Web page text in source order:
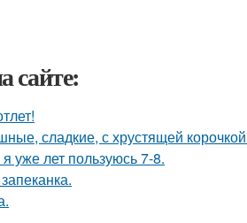
сайте:
сладкие, с хрустящей
уже лет пользуюсь 7-8.